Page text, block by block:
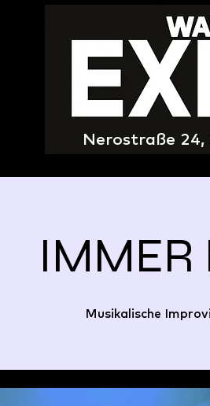
Nerostraße 24,
IMMER
Musikalische